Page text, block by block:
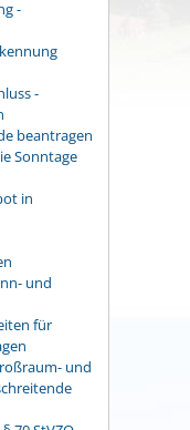
-
-
beantragen
Sonntage
in
und
für
und